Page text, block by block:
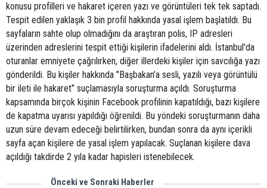
konusu profilleri ve hakaret içeren yazı ve görüntüleri tek tek saptadı.
Tespit edilen yaklaşık 3 bin profil hakkında yasal işlem başlatıldı. Bu
sayfaların sahte olup olmadığını da araştıran polis, IP adresleri
üzerinden adreslerini tespit ettiği kişilerin ifadelerini aldı. İstanbul'da
oturanlar emniyete çağrılırken, diğer illerdeki kişiler için savcılığa yazı
gönderildi. Bu kişiler hakkında "Başbakan'a sesli, yazılı veya görüntülü
bir ileti ile hakaret" suçlamasıyla soruşturma açıldı. Soruşturma
kapsamında birçok kişinin Facebook profilinin kapatıldığı, bazı kişilere
de kapatma uyarısı yapıldığı öğrenildi. Bu yöndeki soruşturmanın daha
uzun süre devam edeceği belirtilirken, bundan sonra da aynı içerikli
sayfa açan kişilere de yasal işlem yapılacak. Suçlanan kişilere dava
açıldığı takdirde 2 yıla kadar hapisleri istenebilecek.
Önceki ve Sonraki Haberler